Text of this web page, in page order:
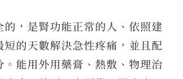
的，是腎功能正常的人、依照建
短的天數解決急性疼痛，並且配
。能用外用藥膏、熱敷、物理治